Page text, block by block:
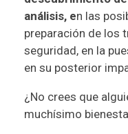
análisis, en las
preparación de los
seguridad, en la
en su posterior
¿No crees que
muchísimo